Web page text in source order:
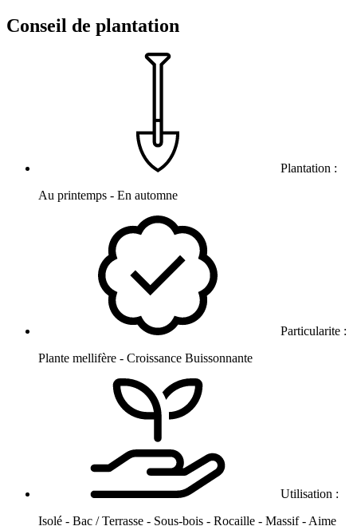
Conseil de plantation
Plantation :
Au printemps - En automne
Particularite :
Plante mellifère - Croissance Buissonnante
Utilisation :
Isolé - Bac / Terrasse - Sous-bois - Rocaille - Massif - Aime